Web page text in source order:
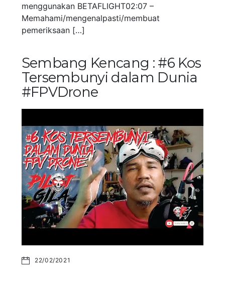
menggunakan BETAFLIGHT02:07 –
Memahami/mengenalpasti/membuat
pemeriksaan […]
Sembang Kencang : #6 Kos
Tersembunyi dalam Dunia
#FPVDrone
22/02/2021